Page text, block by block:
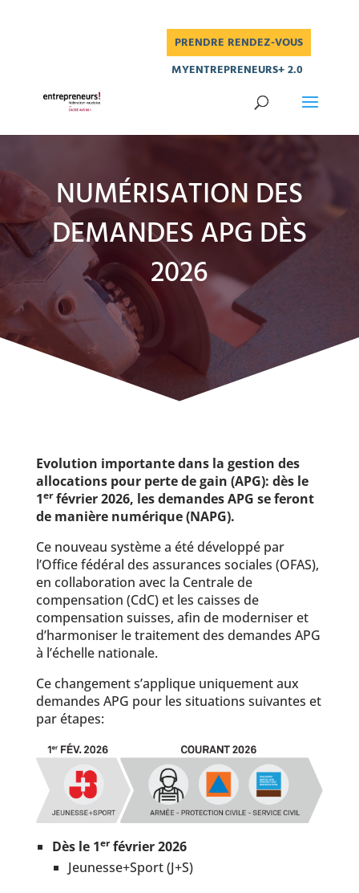
PRENDRE RENDEZ-VOUS
MYENTREPRENEURS+ 2.0
NUMÉRISATION DES
DEMANDES APG DÈS
2026
Evolution importante dans la gestion des
allocations pour perte de gain (APG): dès le
1erfévrier 2026, les demandes APG se feront
de manière numérique (NAPG).
Ce nouveau système a été développé par
l’Office fédéral des assurances sociales (OFAS),
en collaboration avec la Centrale de
compensation (CdC) et les caisses de
compensation suisses, afin de moderniser et
d’harmoniser le traitement des demandes APG
à l’échelle nationale.
Ce changement s’applique uniquement aux
demandes APG pour les situations suivantes et
par étapes:
Dès le 1erfévrier 2026
Jeunesse+Sport (J+S)